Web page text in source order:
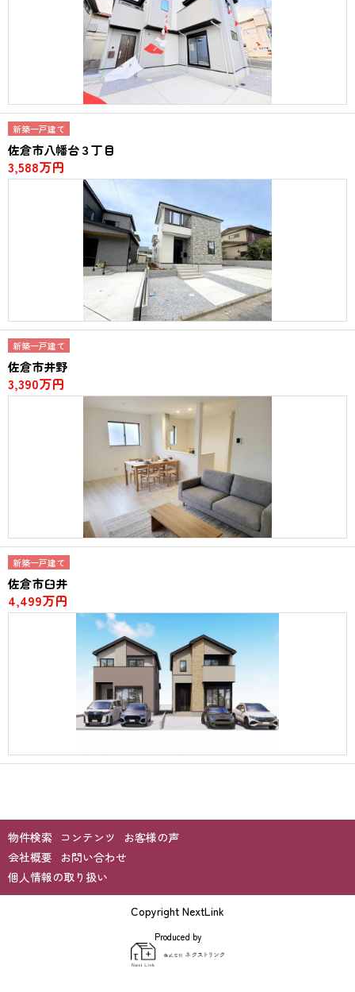
新築一戸建て
佐倉市八幡台３丁目
3,588万円
新築一戸建て
佐倉市井野
3,390万円
新築一戸建て
佐倉市臼井
4,499万円
物件検索 コンテンツ
お客様の声
会社概要
お問い合わせ
個人情報の取り扱い
Copyright NextLink
Produced by